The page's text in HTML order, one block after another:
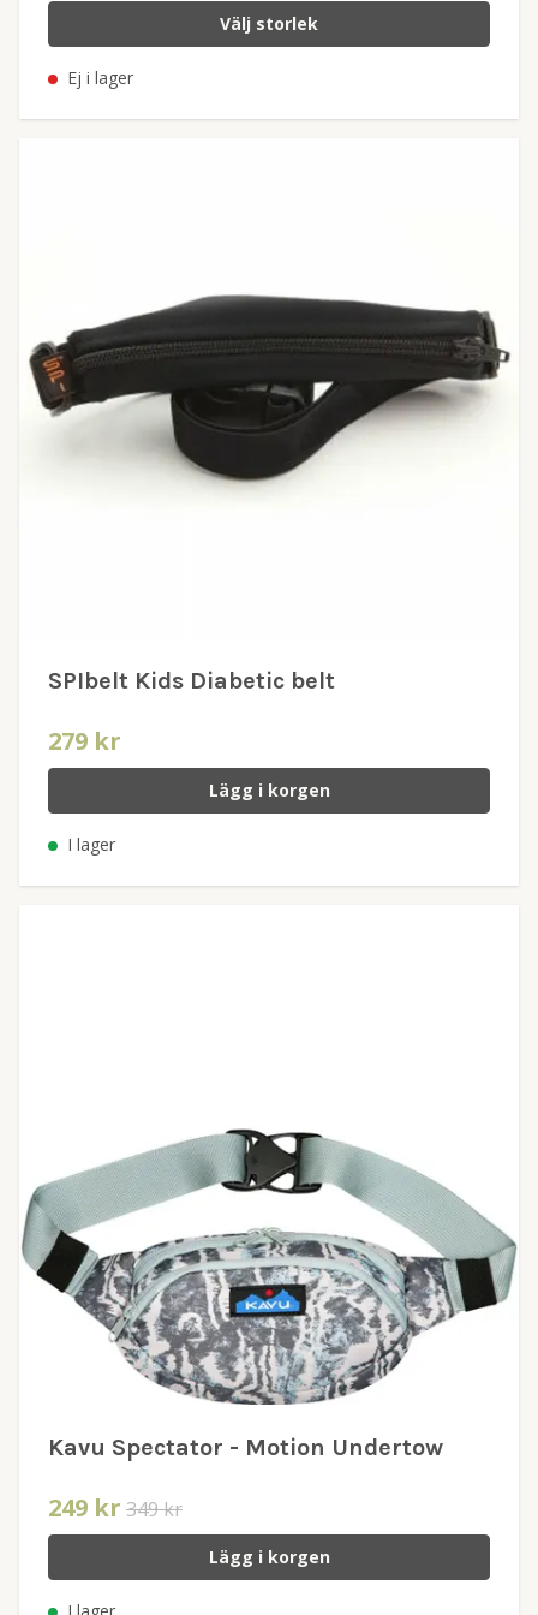
Välj storlek
Ej i lager
SPIbelt Kids Diabetic belt
279 kr
Lägg i korgen
I lager
Kavu Spectator - Motion Undertow
249 kr 349 kr
Lägg i korgen